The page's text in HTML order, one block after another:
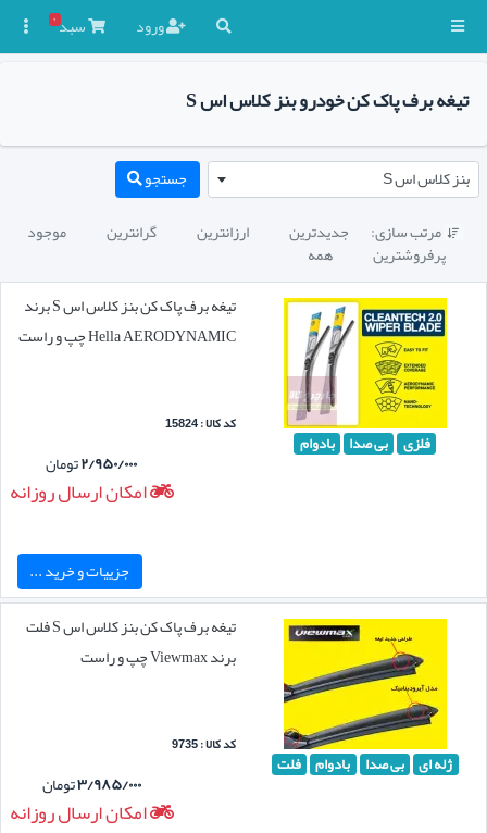
ورود سبد۰
تیغه برف پاک کن خودرو بنز کلاس اس S
بنز کلاس اس S جستجو
 مرتب سازی: جدیدترین ارزانترین گرانترین موجود
پرفروشترین همه
فلزی بی صدا بادوام
تیغه برف پاک کن بنز کلاس اس S برند
Hella AERODYNAMIC چپ و راست
کد کالا : 15824
۲/۹۵۰/۰۰۰تومان
امکان ارسال روزانه
جزییات و خرید ...
ژله ای بی صدا بادوام فلت
تیغه برف پاک کن بنز کلاس اس S فلت
برند Viewmax چپ و راست
کد کالا : 9735
۳/۹۸۵/۰۰۰تومان
امکان ارسال روزانه